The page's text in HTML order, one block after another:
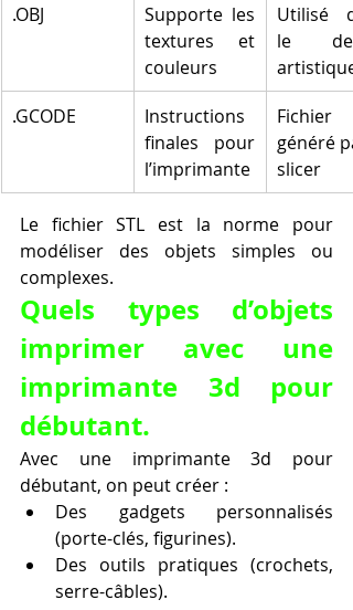
.OBJ
Supporte les
textures et
couleurs
Utilisé
le
artistique
.GCODE
Instructions
finales pour
l’imprimante
Fichier
généré
slicer
Le fichier STL est la norme pour
modéliser des objets simples ou
complexes.
Quels types d’objets
imprimer avec une
imprimante 3d pour
débutant.
Avec une imprimante 3d pour
débutant, on peut créer :
Des gadgets personnalisés
(porte-clés, figurines).
Des outils pratiques (crochets,
serre-câbles).